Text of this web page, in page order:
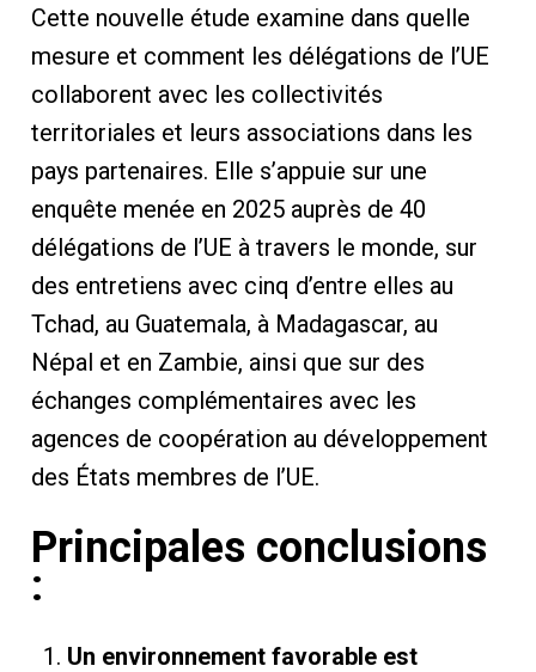
Cette nouvelle étude examine dans quelle
mesure et comment les délégations de l’UE
collaborent avec les collectivités
territoriales et leurs associations dans les
pays partenaires. Elle s’appuie sur une
enquête menée en 2025 auprès de 40
délégations de l’UE à travers le monde, sur
des entretiens avec cinq d’entre elles au
Tchad, au Guatemala, à Madagascar, au
Népal et en Zambie, ainsi que sur des
échanges complémentaires avec les
agences de coopération au développement
des États membres de l’UE.
Principales conclusions
:
Un environnement favorable est